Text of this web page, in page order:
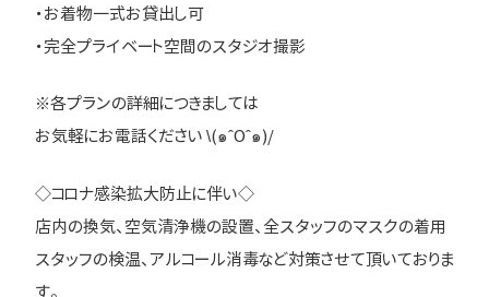
・お着物一式お貸出し可
・完全プライベート空間のスタジオ撮影
※各プランの詳細につきましては
お気軽にお電話ください \(๑ˆOˆ๑)/
◇コロナ感染拡大防止に伴い◇
店内の換気、空気清浄機の設置、全スタッフのマスクの着用
スタッフの検温、アルコール消毒など対策させて頂いておりま
す。